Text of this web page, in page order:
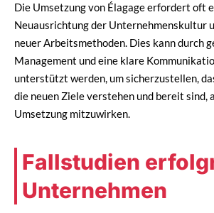
Die Umsetzung von Élagage erfordert oft
Neuausrichtung der Unternehmenskultur
neuer Arbeitsmethoden. Dies kann durch
Management und eine klare
unterstützt werden, um sicherzustellen,
die neuen Ziele verstehen und bereit sind,
Umsetzung mitzuwirken.
Fallstudien
Unternehmen